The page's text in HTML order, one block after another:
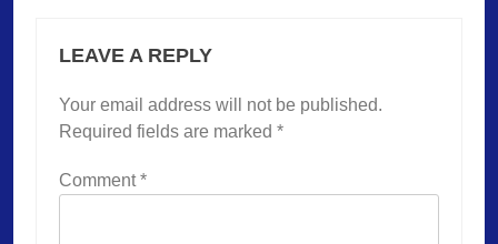
LEAVE A REPLY
Your email address will not be published.
Required fields are marked *
Comment*